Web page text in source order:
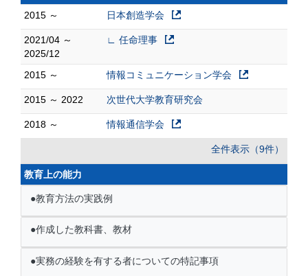
2015 ～
日本創造学会
2021/04 ～
2025/12
∟ 任命理事
2015 ～ 情報コミュニケーション学会
2015 ～ 2022 次世代大学教育研究会
2018 ～ 情報通信学会
全件表示（9件）
教育上の能力
●教育方法の実践例
●作成した教科書、教材
●実務の経験を有する者についての特記事項